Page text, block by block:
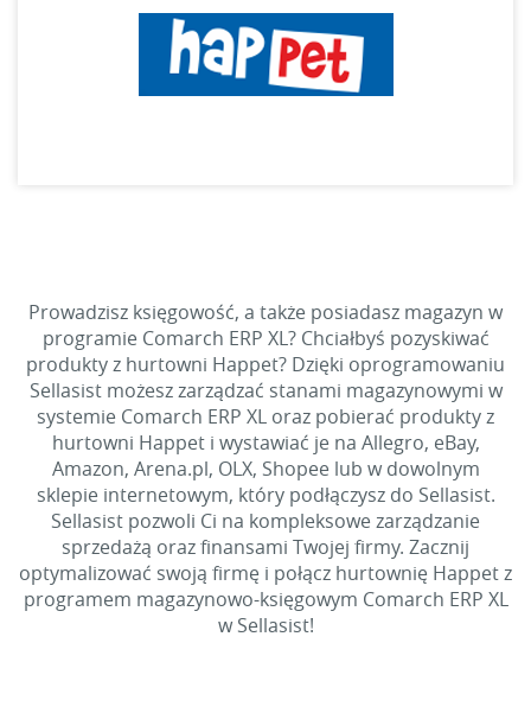
Prowadzisz księgowość, a także posiadasz magazyn w
programie Comarch ERP XL? Chciałbyś pozyskiwać
produkty z hurtowni Happet? Dzięki oprogramowaniu
Sellasist możesz zarządzać stanami magazynowymi w
systemie Comarch ERP XL oraz pobierać produkty z
hurtowni Happet i wystawiać je na Allegro, eBay,
Amazon, Arena.pl, OLX, Shopee lub w dowolnym
sklepie internetowym, który podłączysz do Sellasist.
Sellasist pozwoli Ci na kompleksowe zarządzanie
sprzedażą oraz finansami Twojej firmy. Zacznij
optymalizować swoją firmę i połącz hurtownię Happet z
programem magazynowo-księgowym Comarch ERP XL
w Sellasist!